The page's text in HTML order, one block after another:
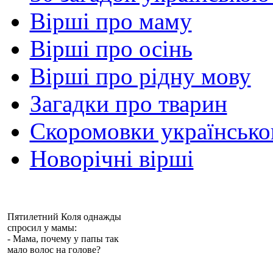
Вірші про маму
Вірші про осінь
Вірші про рідну мову
Загадки про тварин
Скоромовки
Новорічні вірші
Пятилетний Коля однажды
спросил у мамы:
- Мама, почему у папы так
мало волос на голове?